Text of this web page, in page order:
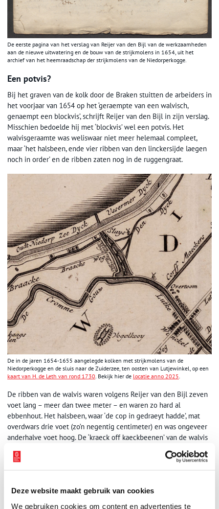
Deze website maakt gebruik van cookies
We gebruiken cookies om content en advertenties te
De eerste pagina van het verslag van Reijer van den Bijl van de werkzaamheden
aan de nieuwe uitwatering en de bouw van de strijkmolens in 1654, uit het
archief van het heemraadschap der strijkmolens van de Niedorperkogge.
Een potvis?
Bij het graven van de kolk door de Braken stuitten de arbeiders in
het voorjaar van 1654 op het ‘geraempte van een walvisch,
genaempt een blockvis’, schrijft Reijer van den Bijl in zijn verslag.
Misschien bedoelde hij met ‘blockvis’ wel een potvis. Het
walvisgeraamte was weliswaar niet meer helemaal compleet,
maar ‘het halsbeen, ende vier ribben van den linckersijde laegen
noch in order’ en de ribben zaten nog in de ruggengraat.
De in de jaren 1654-1655 aangelegde kolken met strijkmolens van de
Niedorperkogge en de sluis naar de Zuiderzee, ten oosten van Lutjewinkel, op een
kaart van H. de Leth van rond 1730 . Bekijk hier de locatie anno 2025
De ribben van de walvis waren volgens Reijer van den Bijl zeven
voet lang – meer dan twee meter – en waren zo hard al
ebbenhout. Het halsbeen, waar ‘de cop in gedraeyt hadde’, mat
overdwars drie voet (zo’n negentig centimeter) en was ongeveer
anderhalve voet hoog. De ‘kraeck off kaeckbeenen’ van de walvis
ploegen in waren blijven haken en ze hadden meegevoerd,
oppert Reijer van den Bijl, al waren er ook andere verklaringen